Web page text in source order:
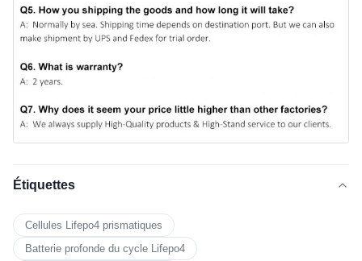
Étiquettes
Cellules Lifepo4 prismatiques
Batterie profonde du cycle Lifepo4